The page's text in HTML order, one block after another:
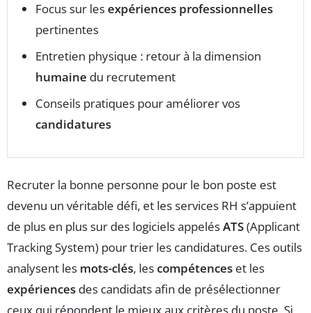
Focus sur lesexpériences professionnelles
pertinentes
Entretien physique : retour à la dimension
humaine du recrutement
Conseils pratiques pour améliorer vos
candidatures
Recruter la bonne personne pour le bon poste est
devenu un véritable défi, et les services RH s’appuient
de plus en plus sur des logiciels appelésATS(Applicant
Tracking System) pour trier les candidatures. Ces outils
analysent les mots-clés, lescompétences et les
expériences des candidats afin de présélectionner
ceux qui répondent le mieux aux critères du poste. Si